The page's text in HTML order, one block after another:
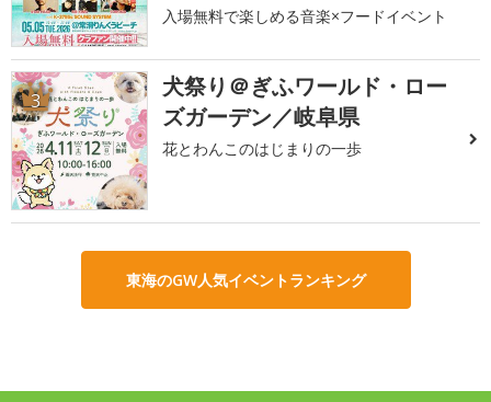
入場無料で楽しめる音楽×フードイベント
3
犬祭り＠ぎふワールド・ロー
ズガーデン／岐阜県
花とわんこのはじまりの一歩
東海のGW人気イベントランキング